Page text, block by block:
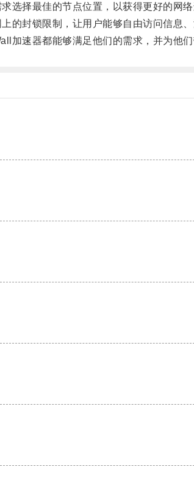
择最佳的节点位置，以获得更好的网络
封锁限制，让用户能够自由访问信息、
速器都能够满足他们的需求，并为他们